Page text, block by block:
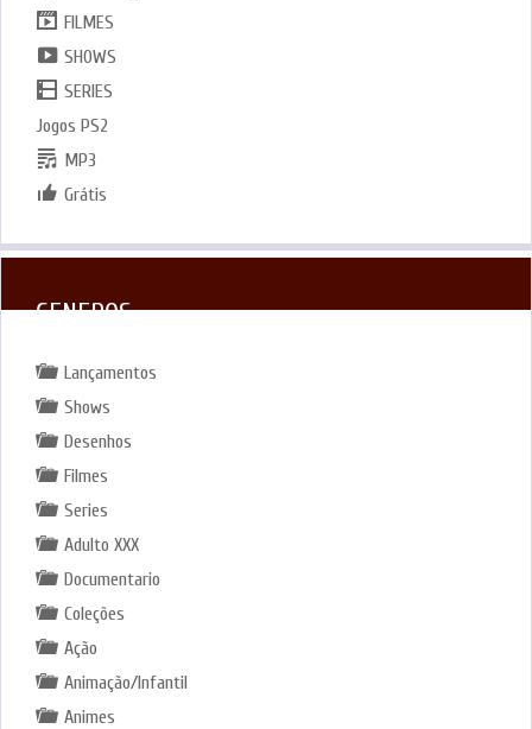
FILMES
SHOWS
SERIES
Jogos PS2
MP3
Grátis
GENEROS
Lançamentos
Shows
Desenhos
Filmes
Series
Adulto XXX
Documentario
Coleções
Ação
Animação/Infantil
Animes